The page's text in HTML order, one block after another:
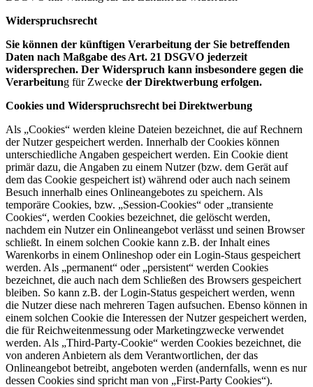
Widerspruchsrecht
Sie können der künftigen Verarbeitung der Sie betreffenden
Daten nach Maßgabe des Art. 21 DSGVO jederzeit
widersprechen. Der Widerspruch kann insbesondere gegen die
Verarbeitung für Zwecke der Direktwerbung erfolgen.
Cookies und Widerspruchsrecht bei Direktwerbung
Als „Cookies“ werden kleine Dateien bezeichnet, die auf Rechnern
der Nutzer gespeichert werden. Innerhalb der Cookies können
unterschiedliche Angaben gespeichert werden. Ein Cookie dient
primär dazu, die Angaben zu einem Nutzer (bzw. dem Gerät auf
dem das Cookie gespeichert ist) während oder auch nach seinem
Besuch innerhalb eines Onlineangebotes zu speichern. Als
temporäre Cookies, bzw. „Session-Cookies“ oder „transiente
Cookies“, werden Cookies bezeichnet, die gelöscht werden,
nachdem ein Nutzer ein Onlineangebot verlässt und seinen Browser
schließt. In einem solchen Cookie kann z.B. der Inhalt eines
Warenkorbs in einem Onlineshop oder ein Login-Staus gespeichert
werden. Als „permanent“ oder „persistent“ werden Cookies
bezeichnet, die auch nach dem Schließen des Browsers gespeichert
bleiben. So kann z.B. der Login-Status gespeichert werden, wenn
die Nutzer diese nach mehreren Tagen aufsuchen. Ebenso können in
einem solchen Cookie die Interessen der Nutzer gespeichert werden,
die für Reichweitenmessung oder Marketingzwecke verwendet
werden. Als „Third-Party-Cookie“ werden Cookies bezeichnet, die
von anderen Anbietern als dem Verantwortlichen, der das
Onlineangebot betreibt, angeboten werden (andernfalls, wenn es nur
dessen Cookies sind spricht man von „First-Party Cookies“).